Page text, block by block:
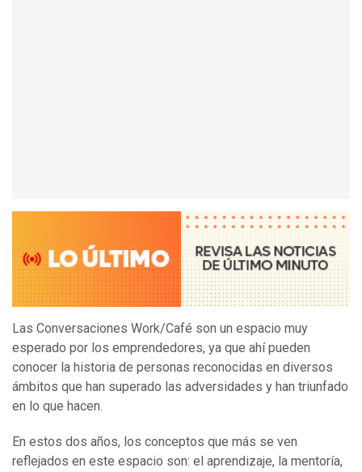
Las Conversaciones Work/Café son un espacio muy
esperado por los emprendedores, ya que ahí pueden
conocer la historia de personas reconocidas en diversos
ámbitos que han superado las adversidades y han triunfado
en lo que hacen.
En estos dos años, los conceptos que más se ven
reflejados en este espacio son: el aprendizaje, la mentoría,